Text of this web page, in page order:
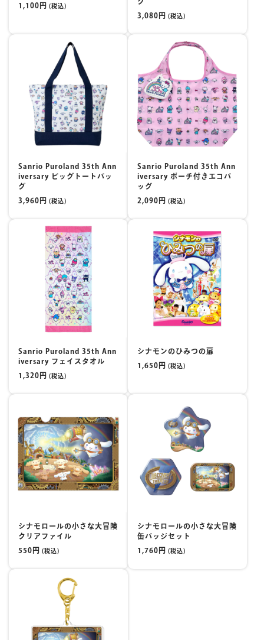
1,100円 (税込)
3,080円 (税込)
Sanrio Puroland 35th Ann
iversary ビッグトートバッ
グ
3,960円 (税込)
Sanrio Puroland 35th Ann
iversary ポーチ付きエコバ
ッグ
2,090円 (税込)
Sanrio Puroland 35th Ann
iversary フェイスタオル
1,320円 (税込)
シナモンのひみつの扉
1,650円 (税込)
シナモロールの小さな大冒険
クリアファイル
550円 (税込)
シナモロールの小さな大冒険
缶バッジセット
1,760円 (税込)